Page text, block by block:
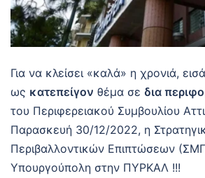
Για να κλείσει «καλά» η χρονιά,
ως κατεπείγον θέμα σε δια
του Περιφερειακού Συμβουλίου
Παρασκευή 30/12/2022, η
Περιβαλλοντικών Επιπτώσεων
Υπουργούπολη στην ΠΥΡΚΑΛ !!!